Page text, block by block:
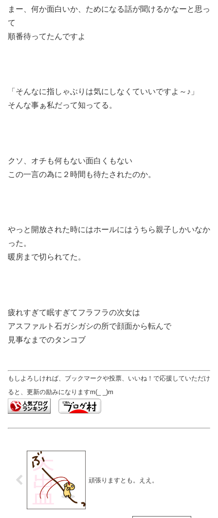
まー、何か面白いか、ためになる話が聞けるかなーと思っ
て
順番待ってたんですよ
「そんなに指しゃぶりは気にしなくていいですよ～♪」
そんな事ぁ私だって知ってる。
クソ、オチも何もない面白くもない
この一言の為に２時間も待たされたのか。
やっと開放された時にはホールにはうちら親子しかいなか
った。
暖房まで切られてた。
疲れすぎて眠すぎてフラフラの次女は
アスファルト石ガシガシの所で顔面から転んで
見事なまでのタンコブ
もしよろしければ、ブックマークや投票、いいね！で応援していただけ
ると、更新の励みになりますm(_ _)m
頑張りますとも。ええ。